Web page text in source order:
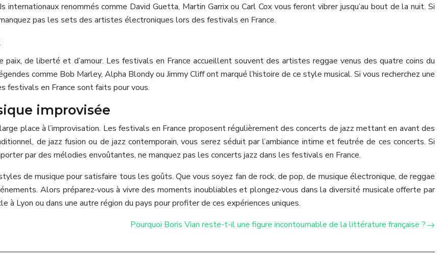
renommés comme David Guetta, Martin Garrix ou Carl Cox vous feront vibrer jusqu’au bout de la nuit. Si
pas les sets des artistes électroniques lors des festivals en France.
de liberté et d’amour. Les festivals en France accueillent souvent des artistes reggae venus des quatre coins du
comme Bob Marley, Alpha Blondy ou Jimmy Cliff ont marqué l’histoire de ce style musical. Si vous recherchez une
festivals en France sont faits pour vous.
improvisée
place à l’improvisation. Les festivals en France proposent régulièrement des concerts de jazz mettant en avant des
de jazz fusion ou de jazz contemporain, vous serez séduit par l’ambiance intime et feutrée de ces concerts. Si
par des mélodies envoûtantes, ne manquez pas les concerts jazz dans les festivals en France.
de musique pour satisfaire tous les goûts. Que vous soyez fan de rock, de pop, de musique électronique, de reggae
Alors préparez-vous à vivre des moments inoubliables et plongez-vous dans la diversité musicale offerte par
Lyon ou dans une autre région du pays pour profiter de ces expériences uniques.
Pourquoi Boris Vian reste-t-il une figure incontournable de la littérature française ?